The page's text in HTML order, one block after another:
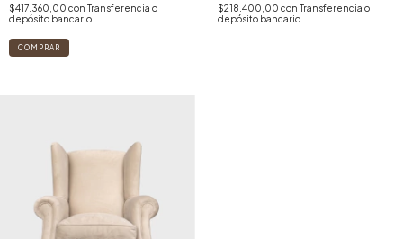
$417.360,00 con Transferencia o
depósito bancario
$218.400,00 con Transferencia o
depósito bancario